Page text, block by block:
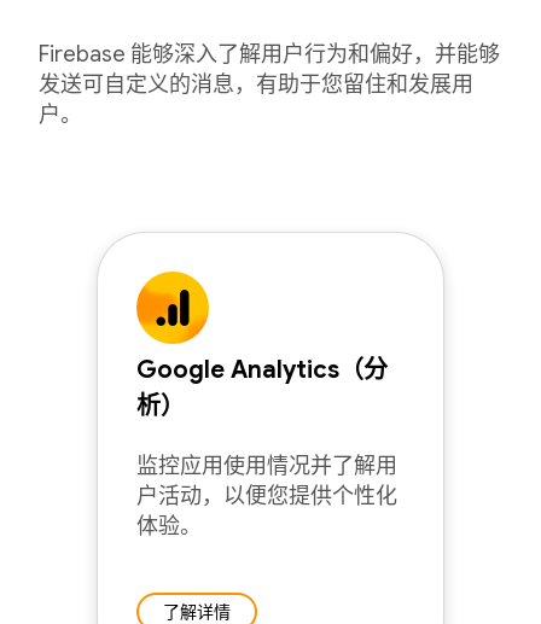
Firebase 能够深入了解用户行为和偏好，并能够
发送可自定义的消息，有助于您留住和发展用
户。
Google Analytics（分
析）
监控应用使用情况并了解用
户活动，以便您提供个性化
体验。
了解详情